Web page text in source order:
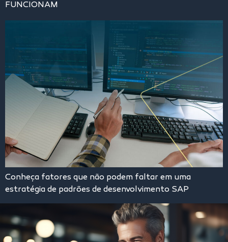
FUNCIONAM
Conheça fatores que não podem faltar em uma
estratégia de padrões de desenvolvimento SAP